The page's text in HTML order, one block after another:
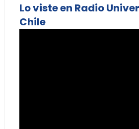
Lo viste en Radio
Chile